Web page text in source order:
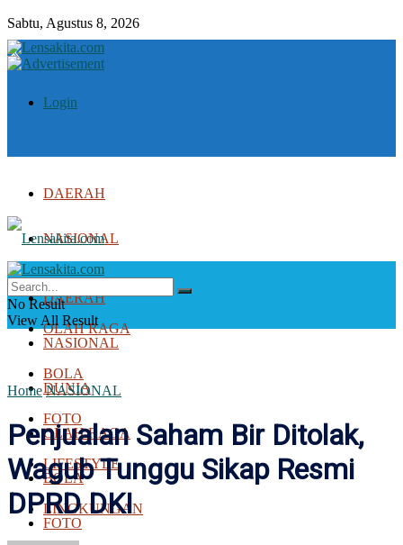
Sabtu, Agustus 8, 2026
Login
DAERAH
NASIONAL
DUNIA
OLAH RAGA
BOLA
FOTO
LIFESTYLE
LINGKUNGAN
DAERAH
NASIONAL
DUNIA
OLAH RAGA
BOLA
FOTO
No Result
View All Result
Home NASIONAL
Penjualan Saham Bir Ditolak,
Wagub Tunggu Sikap Resmi
DPRD DKI